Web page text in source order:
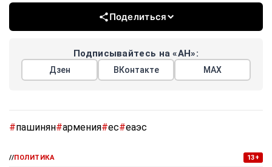
Поделиться
Подписывайтесь на «АН»:
Дзен ВКонтакте МАХ
#пашинян#армения#ес#еаэс
//ПОЛИТИКА 13+